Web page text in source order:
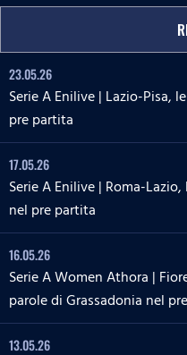
23.05.26
Serie A Enilive | Lazio-Pisa,
pre partita
17.05.26
Serie A Enilive | Roma-
nel pre partita
16.05.26
Serie A Women Athora |
parole di Grassadonia nel
13.05.26